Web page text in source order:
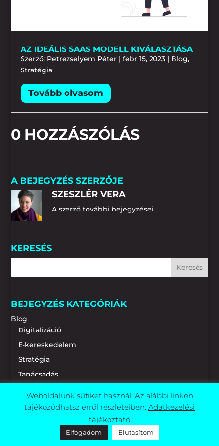
AZ IDEÁLIS SAAS MODELL KIVÁLASZTÁSA
Szerző: Petrezselyem Péter |febr 15, 2023 | Blog,
Stratégia
0 HOZZÁSZÓLÁS
A BEJEGYZÉS SZERZŐJE
SZESZLÉR VERA
A szerző további bejegyzései
KERESÉS
BEJEGYZÉS KATEGÓRIÁK
Blog
Digitalizáció
E-kereskedelem
Stratégia
Tanácsadás
A csapat
Weboldalunk sütiket használ. Az alábbi linken
tájékozódhatsz erről részleteiben: Adatkezelési
tájékoztató
Elfogadom Elutasítom